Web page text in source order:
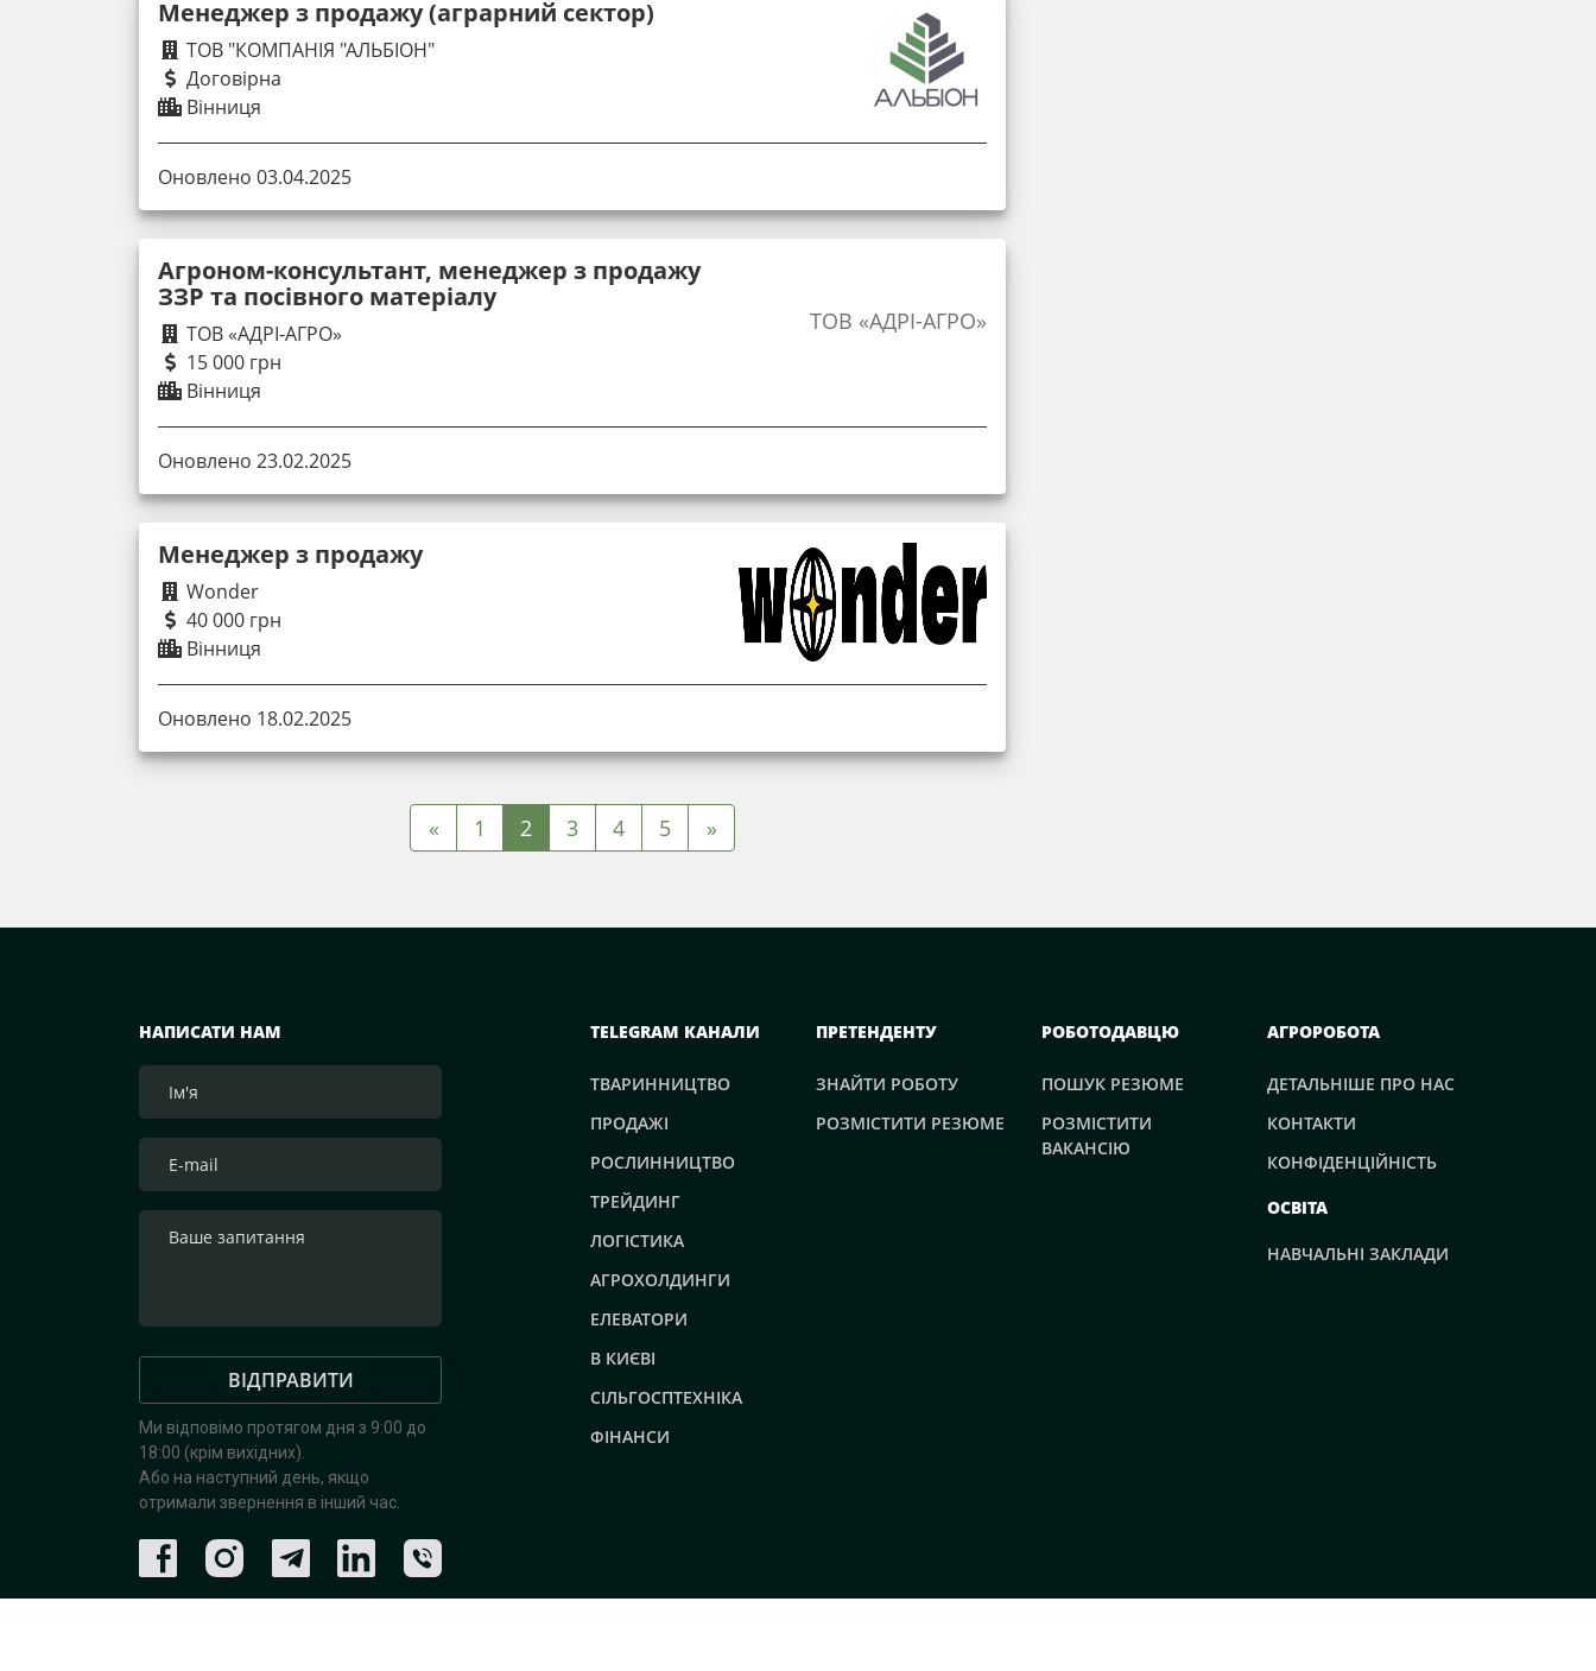
Менеджер з продажу (аграрний сектор)
ТОВ "КОМПАНІЯ "АЛЬБІОН"
Договірна
Вінниця
Оновлено 03.04.2025
Агроном-консультант, менеджер з продажу
ЗЗР та посівного матеріалу
ТОВ «АДРІ-АГРО»
15 000 грн
Вінниця
ТОВ «АДРІ-АГРО»
Оновлено 23.02.2025
Менеджер з продажу
Wonder
40 000 грн
Вінниця
Оновлено 18.02.2025
« 1 2 3 4 5 »
НАПИСАТИ НАМ
ВІДПРАВИТИ
Ми відповімо протягом дня з 9:00 до
18:00 (крім вихідних).
Або на наступний день, якщо
отримали звернення в інший час.
TELEGRAM КАНАЛИ
ТВАРИННИЦТВО
ПРОДАЖІ
РОСЛИННИЦТВО
ТРЕЙДИНГ
ЛОГІСТИКА
АГРОХОЛДИНГИ
ЕЛЕВАТОРИ
В КИЄВІ
СІЛЬГОСПТЕХНІКА
ФІНАНСИ
ПРЕТЕНДЕНТУ
ЗНАЙТИ РОБОТУ
РОЗМІСТИТИ РЕЗЮМЕ
РОБОТОДАВЦЮ
ПОШУК РЕЗЮМЕ
РОЗМІСТИТИ
ВАКАНСІЮ
АГРОРОБОТА
ДЕТАЛЬНІШЕ ПРО НАС
КОНТАКТИ
КОНФІДЕНЦІЙНІСТЬ
ОСВІТА
НАВЧАЛЬНІ ЗАКЛАДИ